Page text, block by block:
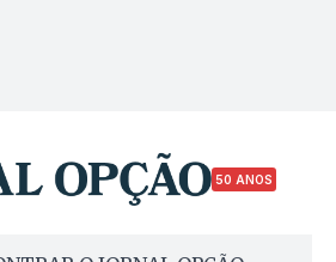
50 ANOS